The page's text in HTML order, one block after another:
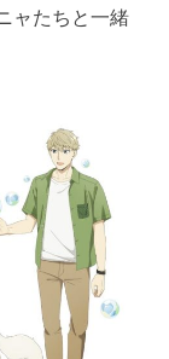
ャたちと一緒